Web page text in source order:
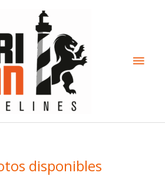
disponibles